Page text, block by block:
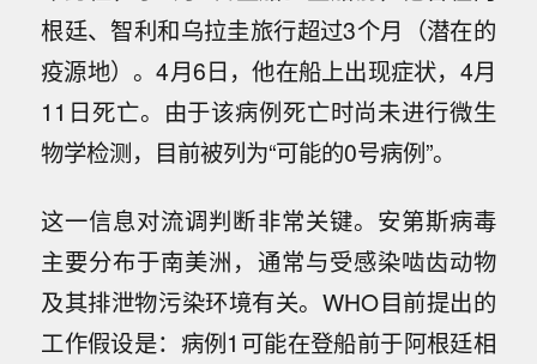
根廷、智利和乌拉圭旅行超过3个月（潜在的
疫源地）。4月6日，他在船上出现症状，4月
11日死亡。由于该病例死亡时尚未进行微生
物学检测，目前被列为“可能的0号病例”。
这一信息对流调判断非常关键。安第斯病毒
主要分布于南美洲，通常与受感染啮齿动物
及其排泄物污染环境有关。WHO目前提出的
工作假设是：病例1可能在登船前于阿根廷相